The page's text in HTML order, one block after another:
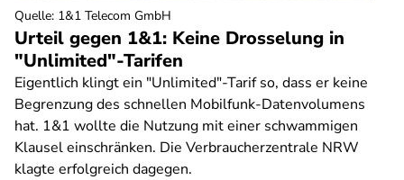
Urteil gegen 1&1: Keine Drosselung in
"Unlimited"-Tarifen
Eigentlich klingt ein "Unlimited"-Tarif so, dass er keine
Begrenzung des schnellen Mobilfunk-Datenvolumens
hat. 1&1 wollte die Nutzung mit einer schwammigen
Klausel einschränken. Die Verbraucherzentrale NRW
klagte erfolgreich dagegen.
Quelle: 1&1 Telecom GmbH